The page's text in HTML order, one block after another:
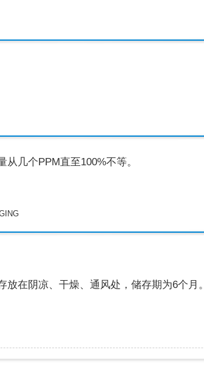
从几个PPM直至100%不等。
放在阴凉、干燥、通风处，储存期为6个月。